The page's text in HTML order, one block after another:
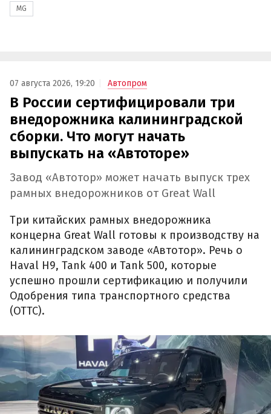
MG
07 августа 2026, 19:20 Автопром
В России сертифицировали три
внедорожника калининградской
сборки. Что могут начать
выпускать на «Автоторе»
Завод «Автотор» может начать выпуск трех
рамных внедорожников от Great Wall
Три китайских рамных внедорожника
концерна Great Wall готовы к производству на
калининградском заводе «Автотор». Речь о
Haval H9, Tank 400 и Tank 500, которые
успешно прошли сертификацию и получили
Одобрения типа транспортного средства
(ОТТС).